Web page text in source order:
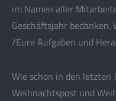
im Namen aller
Geschäftsjahr
/Eure Aufgaben und
Wie schon in den
Weihnachtspost und